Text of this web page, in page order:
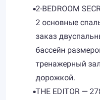
2-BEDROOM
2 основные
заказ
бассейн
тренажерный
дорожкой.
THE EDITOR —